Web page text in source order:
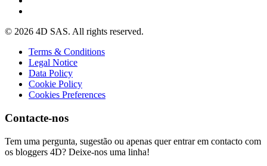
© 2026 4D SAS. All rights reserved.
Terms & Conditions
Legal Notice
Data Policy
Cookie Policy
Cookies Preferences
Contacte-nos
Tem uma pergunta, sugestão ou apenas quer entrar em contacto com
os bloggers 4D? Deixe-nos uma linha!